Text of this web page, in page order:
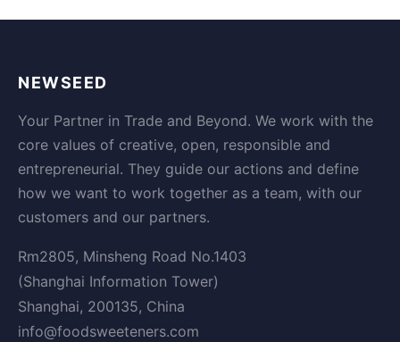
NEWSEED
Your Partner in Trade and Beyond. We work with the
core values of creative, open, responsible and
entrepreneurial. They guide our actions and define
how we want to work together as a team, with our
customers and our partners.
Rm2805, Minsheng Road No.1403
(Shanghai Information Tower)
Shanghai, 200135, China
info@foodsweeteners.com